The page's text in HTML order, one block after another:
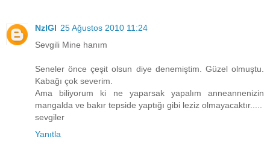
NzlGl 25 Ağustos 2010 11:24
Sevgili Mine hanım
Seneler önce çeşit olsun diye denemiştim. Güzel olmuştu.
Kabağı çok severim.
Ama biliyorum ki ne yaparsak yapalım anneannenizin
mangalda ve bakır tepside yaptığı gibi leziz olmayacaktır.....
sevgiler
Yanıtla